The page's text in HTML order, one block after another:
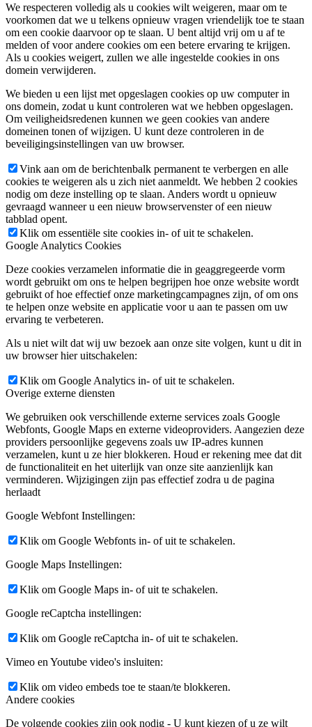
We respecteren volledig als u cookies wilt weigeren, maar om te
voorkomen dat we u telkens opnieuw vragen vriendelijk toe te staan
om een cookie daarvoor op te slaan. U bent altijd vrij om u af te
melden of voor andere cookies om een betere ervaring te krijgen.
Als u cookies weigert, zullen we alle ingestelde cookies in ons
domein verwijderen.
We bieden u een lijst met opgeslagen cookies op uw computer in
ons domein, zodat u kunt controleren wat we hebben opgeslagen.
Om veiligheidsredenen kunnen we geen cookies van andere
domeinen tonen of wijzigen. U kunt deze controleren in de
beveiligingsinstellingen van uw browser.
Vink aan om de berichtenbalk permanent te verbergen en alle
cookies te weigeren als u zich niet aanmeldt. We hebben 2 cookies
nodig om deze instelling op te slaan. Anders wordt u opnieuw
gevraagd wanneer u een nieuw browservenster of een nieuw
tabblad opent.
Klik om essentiële site cookies in- of uit te schakelen.
Google Analytics Cookies
Deze cookies verzamelen informatie die in geaggregeerde vorm
wordt gebruikt om ons te helpen begrijpen hoe onze website wordt
gebruikt of hoe effectief onze marketingcampagnes zijn, of om ons
te helpen onze website en applicatie voor u aan te passen om uw
ervaring te verbeteren.
Als u niet wilt dat wij uw bezoek aan onze site volgen, kunt u dit in
uw browser hier uitschakelen:
Klik om Google Analytics in- of uit te schakelen.
Overige externe diensten
We gebruiken ook verschillende externe services zoals Google
Webfonts, Google Maps en externe videoproviders. Aangezien deze
providers persoonlijke gegevens zoals uw IP-adres kunnen
verzamelen, kunt u ze hier blokkeren. Houd er rekening mee dat dit
de functionaliteit en het uiterlijk van onze site aanzienlijk kan
verminderen. Wijzigingen zijn pas effectief zodra u de pagina
herlaadt
Google Webfont Instellingen:
Klik om Google Webfonts in- of uit te schakelen.
Google Maps Instellingen:
Klik om Google Maps in- of uit te schakelen.
Google reCaptcha instellingen:
Klik om Google reCaptcha in- of uit te schakelen.
Vimeo en Youtube video's insluiten:
Klik om video embeds toe te staan/te blokkeren.
Andere cookies
De volgende cookies zijn ook nodig - U kunt kiezen of u ze wilt